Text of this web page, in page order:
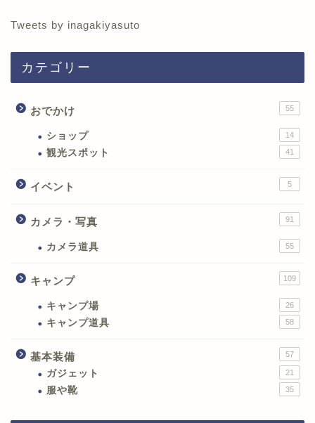
Tweets by inagakiyasuto
カテゴリー
おでかけ 55
ショップ 14
観光スポット 41
イベント 5
カメラ・写真 91
カメラ道具 55
キャンプ 109
キャンプ場 26
キャンプ道具 58
基本装備 57
ガジェット 21
服や靴 35